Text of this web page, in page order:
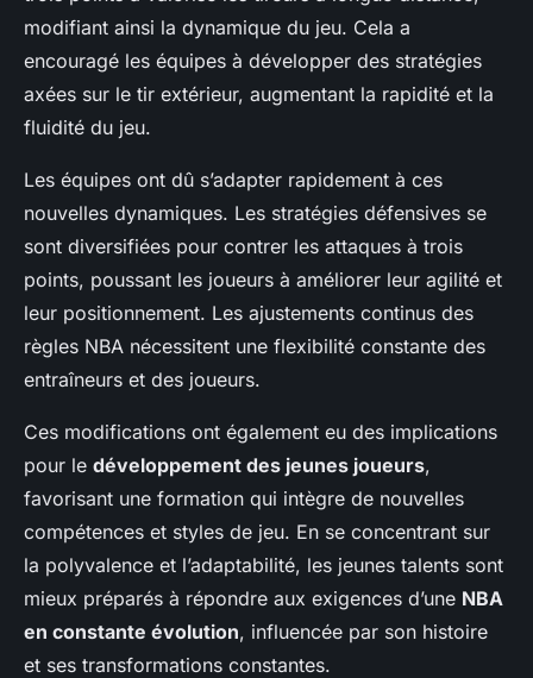
modifiant ainsi la dynamique du jeu. Cela a
encouragé les équipes à développer des stratégies
axées sur le tir extérieur, augmentant la rapidité et la
fluidité du jeu.
Les équipes ont dû s’adapter rapidement à ces
nouvelles dynamiques. Les stratégies défensives se
sont diversifiées pour contrer les attaques à trois
points, poussant les joueurs à améliorer leur agilité et
leur positionnement. Les ajustements continus des
règles NBA nécessitent une flexibilité constante des
entraîneurs et des joueurs.
Ces modifications ont également eu des implications
pour le développement des jeunes joueurs,
favorisant une formation qui intègre de nouvelles
compétences et styles de jeu. En se concentrant sur
la polyvalence et l’adaptabilité, les jeunes talents sont
mieux préparés à répondre aux exigences d’une NBA
en constante évolution, influencée par son histoire
et ses transformations constantes.